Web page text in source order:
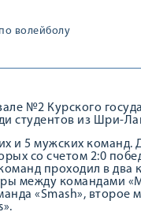
волейболу
№2 Курского
студентов из Шри-
и 5 мужских
со счетом 2:0
проходил в
между командами
«Smash»,